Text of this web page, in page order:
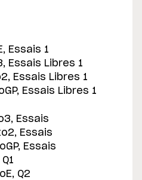
Essais 1
Essais Libres 1
Essais Libres 1
Essais Libres 1
Essais
Essais
Essais
Q2